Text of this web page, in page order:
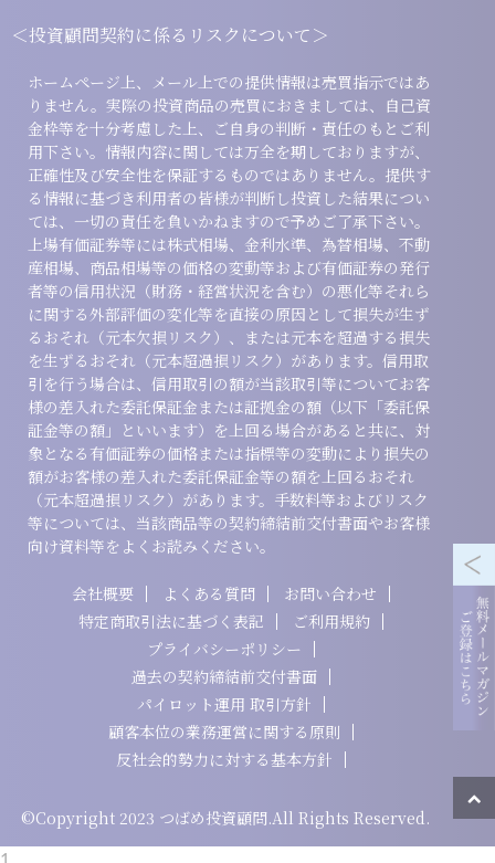
＜投資顧問契約に係るリスクについて＞
ホームページ上、メール上での提供情報は売買指示ではあ
りません。実際の投資商品の売買におきましては、自己資
金枠等を十分考慮した上、ご自身の判断・責任のもとご利
用下さい。情報内容に関しては万全を期しておりますが、
正確性及び安全性を保証するものではありません。提供す
る情報に基づき利用者の皆様が判断し投資した結果につい
ては、一切の責任を負いかねますので予めご了承下さい。
上場有価証券等には株式相場、金利水準、為替相場、不動
産相場、商品相場等の価格の変動等および有価証券の発行
者等の信用状況（財務・経営状況を含む）の悪化等それら
に関する外部評価の変化等を直接の原因として損失が生ず
るおそれ（元本欠損リスク）、または元本を超過する損失
を生ずるおそれ（元本超過損リスク）があります。信用取
引を行う場合は、信用取引の額が当該取引等についてお客
様の差入れた委託保証金または証拠金の額（以下「委託保
証金等の額」といいます）を上回る場合があると共に、対
象となる有価証券の価格または指標等の変動により損失の
額がお客様の差入れた委託保証金等の額を上回るおそれ
（元本超過損リスク）があります。手数料等およびリスク
等については、当該商品等の契約締結前交付書面やお客様
向け資料等をよくお読みください。
会社概要 よくある質問
お問い合わせ
特定商取引法に基づく表記
ご利用規約
プライバシーポリシー
過去の契約締結前交付書面
パイロット運用 取引方針
顧客本位の業務運営に関する原則
反社会的勢力に対する基本方針
©Copyright 2023 つばめ投資顧問.All Rights Reserved.